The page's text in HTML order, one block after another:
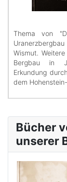
Thema von
Wismut.
Bergbau in
Erkundung
dem
Bücher
unserer